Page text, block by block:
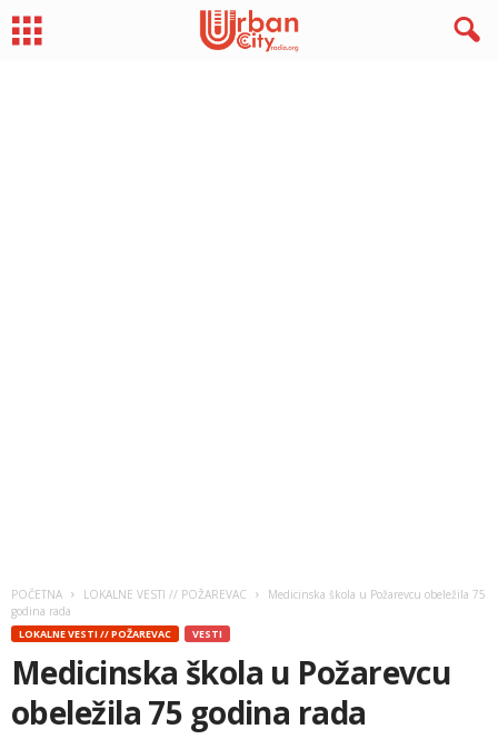
POČETNA LOKALNE VESTI // POŽAREVAC
Medicinska škola u Požarevcu obeležila 75
godina rada
LOKALNE VESTI // POŽAREVAC VESTI
Medicinska škola u Požarevcu
obeležila 75 godina rada